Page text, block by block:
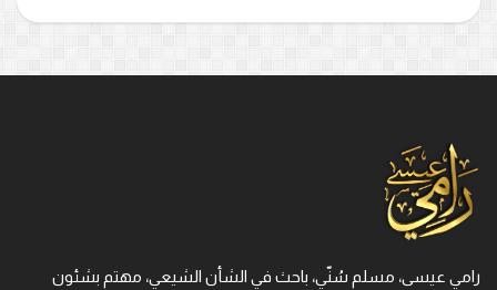
رامي عيسى، مسلم سُنّي، باحث في الشأن الشيعي، مهتم بشئون